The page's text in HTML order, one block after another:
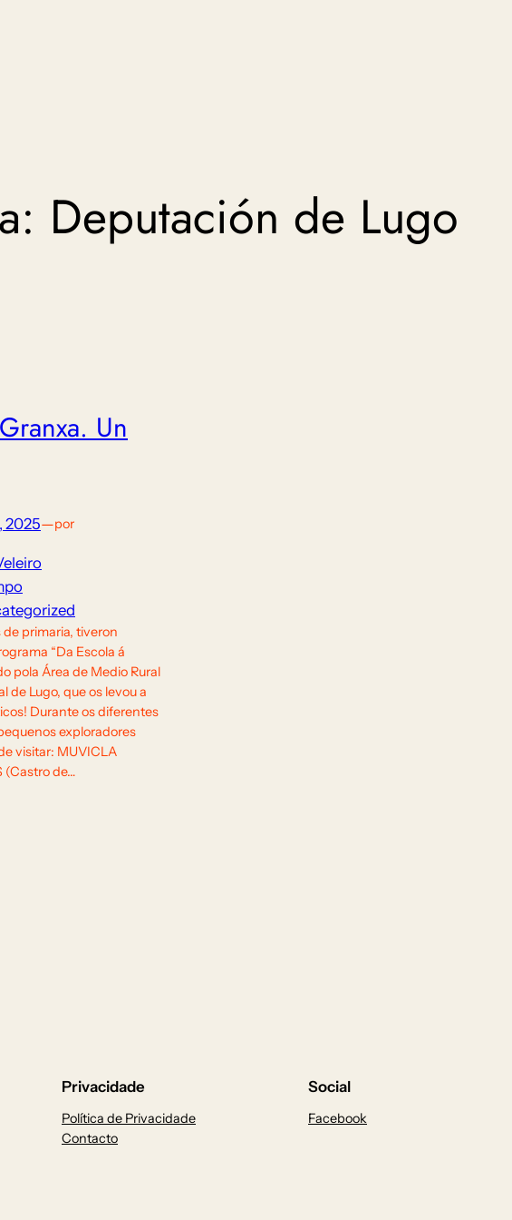
Deputación de Lugo
Un
2025—por
de primaria, tiveron
“Da Escola á
pola Área de Medio Rural
de Lugo, que os levou a
Durante os diferentes
exploradores
visitar: MUVICLA
(Castro de…
Privacidade
Política de Privacidade
Contacto
Social
Facebook